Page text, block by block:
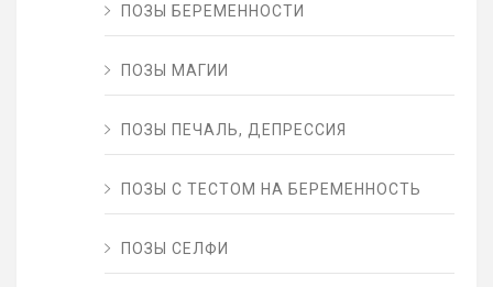
ПОЗЫ БЕРЕМЕННОСТИ
ПОЗЫ МАГИИ
ПОЗЫ ПЕЧАЛЬ, ДЕПРЕССИЯ
ПОЗЫ С ТЕСТОМ НА БЕРЕМЕННОСТЬ
ПОЗЫ СЕЛФИ